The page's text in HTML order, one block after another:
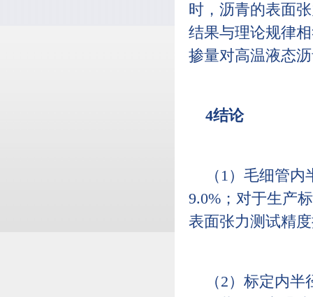
时，沥青的表面
结果与理论规律
掺量对高温液态
4结论
（1）毛细管
9.0%；对于生产
表面张力测试精
（2）标定内